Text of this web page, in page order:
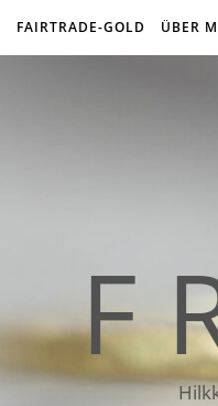
FAIRTRADE-GOLD ÜBER
F